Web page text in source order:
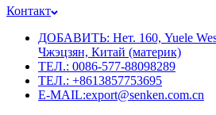
Контакт
ДОБАВИТЬ: Нет. 160, Yuele
Чжэцзян, Китай (материк)
ТЕЛ.: 0086-577-88098289
ТЕЛ.: +8613857753695
E-MAIL:export@senken.com.cn